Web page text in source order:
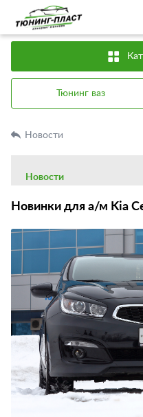
Тюнинг ваз
Новости
Новости
Доставка
Гарантия
Контакты
Отзывы
Новинки для а/м Kia